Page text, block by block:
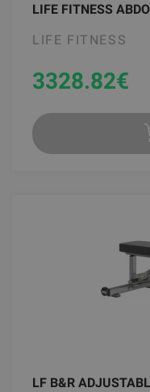
LIFE FITNESS
LIFE FITNESS
3328.82€
LF B&R